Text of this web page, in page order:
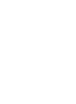
sa
získal z